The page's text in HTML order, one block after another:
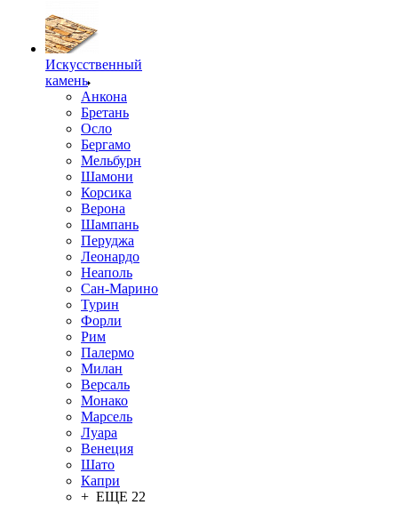
Искусственный
камень
Анкона
Бретань
Осло
Бергамо
Мельбурн
Шамони
Корсика
Верона
Шампань
Перуджа
Леонардо
Неаполь
Сан-Марино
Турин
Форли
Рим
Палермо
Милан
Версаль
Монако
Марсель
Луара
Венеция
Шато
Капри
+ ЕЩЕ 22